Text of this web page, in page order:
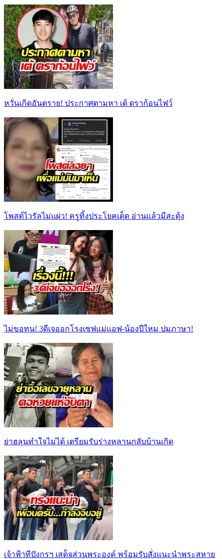
หวั่นเกิดอันตราย! ประกาศตามหา เต้ ดราก้อนไฟว์
โพสต์ไวรัลไม่แผ่ว! ครูทิ้งประโยคเด็ด อ่านแล้วมีสะดุ้ง
ไม่ขอทน! 3ดีเจออกโรงเซฟแม่แอฟ-น้องปีใหม ปมภาษา!
ย่าฮลุนทำใจไม่ได้ เตรียมรับร่างหลานกลับบ้านเกิด
เจ้าฟ้าทีปังกรฯ เสด็จส่วนพระองค์ พร้อมรับสั่งแนะนำพระสหาย